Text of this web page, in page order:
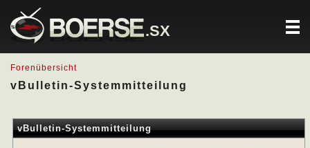
.SX
Forenübersicht
vBulletin-Systemmitteilung
vBulletin-Systemmitteilung